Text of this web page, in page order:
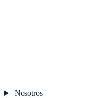
Nosotros